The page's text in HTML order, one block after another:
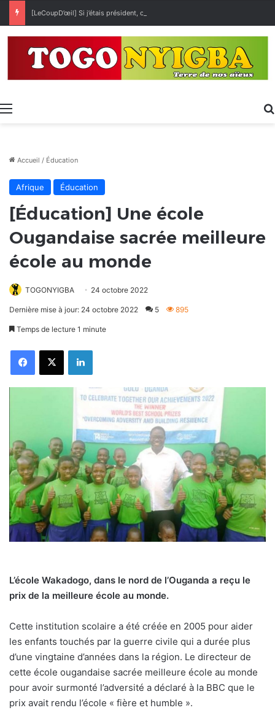
[LeCoupD’œil] Si j’étais président, ce que je ferai des « Évalas »
Menu
Accueil / Éducation
Afrique Éducation
[Éducation] Une école
Ougandaise sacrée meilleure
école au monde
TOGONYIGBA 24 octobre 2022
Dernière mise à jour: 24 octobre 2022 5 895
Temps de lecture 1 minute
FacebookX Linkedin
L’école Wakadogo, dans le nord de l’Ouganda a reçu le
prix de la meilleure école au monde.
Cette institution scolaire a été créée en 2005 pour aider
les enfants touchés par la guerre civile qui a durée plus
d’une vingtaine d’années dans la région. Le directeur de
cette école ougandaise sacrée meilleure école au monde
pour avoir surmonté l’adversité a déclaré à la BBC que le
prix avait rendu l’école « fière et humble ».